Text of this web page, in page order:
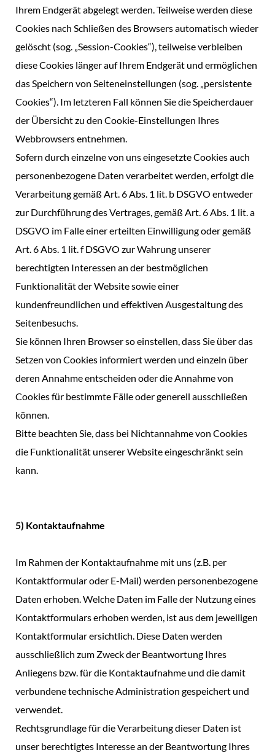
Ihrem Endgerät abgelegt werden. Teilweise werden diese
Cookies nach Schließen des Browsers automatisch wieder
gelöscht (sog. „Session-Cookies“), teilweise verbleiben
diese Cookies länger auf Ihrem Endgerät und ermöglichen
das Speichern von Seiteneinstellungen (sog. „persistente
Cookies“). Im letzteren Fall können Sie die Speicherdauer
der Übersicht zu den Cookie-Einstellungen Ihres
Webbrowsers entnehmen.
Sofern durch einzelne von uns eingesetzte Cookies auch
personenbezogene Daten verarbeitet werden, erfolgt die
Verarbeitung gemäß Art. 6 Abs. 1 lit. b DSGVO entweder
zur Durchführung des Vertrages, gemäß Art. 6 Abs. 1 lit. a
DSGVO im Falle einer erteilten Einwilligung oder gemäß
Art. 6 Abs. 1 lit. f DSGVO zur Wahrung unserer
berechtigten Interessen an der bestmöglichen
Funktionalität der Website sowie einer
kundenfreundlichen und effektiven Ausgestaltung des
Seitenbesuchs.
Sie können Ihren Browser so einstellen, dass Sie über das
Setzen von Cookies informiert werden und einzeln über
deren Annahme entscheiden oder die Annahme von
Cookies für bestimmte Fälle oder generell ausschließen
können.
Bitte beachten Sie, dass bei Nichtannahme von Cookies
die Funktionalität unserer Website eingeschränkt sein
kann.
5) Kontaktaufnahme
Im Rahmen der Kontaktaufnahme mit uns (z.B. per
Kontaktformular oder E-Mail) werden personenbezogene
Daten erhoben. Welche Daten im Falle der Nutzung eines
Kontaktformulars erhoben werden, ist aus dem jeweiligen
Kontaktformular ersichtlich. Diese Daten werden
ausschließlich zum Zweck der Beantwortung Ihres
Anliegens bzw. für die Kontaktaufnahme und die damit
verbundene technische Administration gespeichert und
verwendet.
Rechtsgrundlage für die Verarbeitung dieser Daten ist
unser berechtigtes Interesse an der Beantwortung Ihres